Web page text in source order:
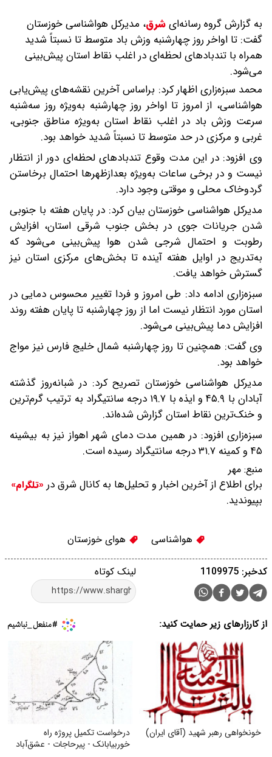
به گزارش گروه رسانه‌ایشرق، مدیرکل هواشناسی خوزستان
گفت: تا اواخر روز چهارشنبه وزش باد متوسط تا نسبتاً شدید
همراه با تندبادهای لحظه‌ای در اغلب نقاط استان پیش‌بینی
می‌شود.
محمد سبزه‌زاری اظهار کرد: براساس آخرین نقشه‌های پیش‌یابی
هواشناسی، از امروز تا اواخر روز چهارشنبه به‌ویژه روز سه‌شنبه
سرعت وزش باد در اغلب نقاط استان به‌ویژه مناطق جنوبی،
غربی و مرکزی در حد متوسط تا نسبتاً شدید خواهد بود.
وی افزود: در این مدت وقوع تندبادهای لحظه‌ای دور از انتظار
نیست و در برخی ساعات به‌ویژه بعدازظهرها احتمال برخاستن
گردوخاک محلی و موقتی وجود دارد.
مدیرکل هواشناسی خوزستان بیان کرد: در پایان هفته با جنوبی
شدن جریانات جوی در بخش جنوب شرقی استان، افزایش
رطوبت و احتمال شرجی شدن هوا پیش‌بینی می‌شود که
به‌تدریج در اوایل هفته آینده تا بخش‌های مرکزی استان نیز
گسترش خواهد یافت.
سبزه‌زاری ادامه داد: طی امروز و فردا تغییر محسوس دمایی در
استان مورد انتظار نیست اما از روز چهارشنبه تا پایان هفته روند
افزایش دما پیش‌بینی می‌شود.
وی گفت: همچنین تا روز چهارشنبه شمال خلیج فارس نیز مواج
خواهد بود.
مدیرکل هواشناسی خوزستان تصریح کرد: در شبانه‌روز گذشته
آبادان با ۴۵.۹ و ایذه با ۱۹.۷ درجه سانتیگراد به ترتیب گرم‌ترین
و خنک‌ترین نقاط استان گزارش شده‌اند.
سبزه‌زاری افزود: در همین مدت دمای شهر اهواز نیز به بیشینه
۴۵ و کمینه ۳۱.۷ درجه سانتیگراد رسیده است.
منبع: مهر
برای اطلاع از آخرین اخبار و تحلیل‌ها به کانال شرق در «تلگرام»
بپیوندید.
هواشناسی هوای خوزستان
لینک کوتاه کدخبر: 1109975
از کارزارهای زیر حمایت کنید:
خونخواهی رهبر شهید (آقای ایران)
درخواست تکمیل پروژه راه
خوربیابانک - پیرحاجات - عشق‌آباد